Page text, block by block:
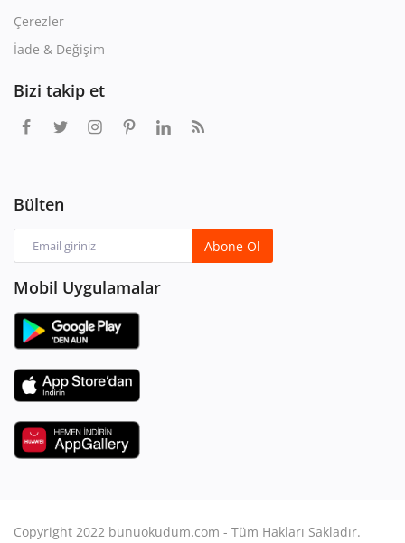
Çerezler
İade & Değişim
Bizi takip et
Bülten
Abone Ol
Mobil Uygulamalar
Copyright 2022 bunuokudum.com - Tüm Hakları Sakladır.